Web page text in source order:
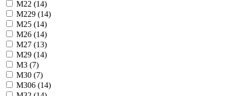
M22 (14)
M229 (14)
M25 (14)
M26 (14)
M27 (13)
M29 (14)
M3 (7)
M30 (7)
M306 (14)